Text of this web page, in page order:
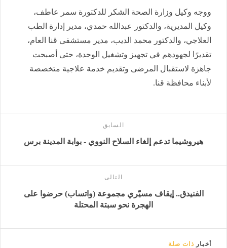
ووجه وكيل وزارة الصحة الشكر للدكتورة سمر عاطف،
وكيل المديرية، والدكتور عبدالله حمدي، مدير إدارة الطب
العلاجي، والدكتور محمد الديب، مدير مستشفى قنا العام،
تقديرًا لجهودهم في تجهيز وتشغيل الوحدة، حتى أصبحت
جاهزة لاستقبال المرضى وتقديم خدمة علاجية متخصصة
لأبناء محافظة قنا.
السابق
هيروشيما تدعم إلغاء السلاح النووي - بوابة المدينة برس
التالى
الفنيدق.. إيقاف مسيّري مجموعة (واتساب) حرضوا على
الهجرة نحو سبتة المحتلة
أخبار ذات صلة